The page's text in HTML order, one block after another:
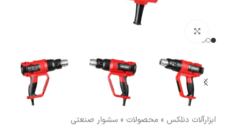
ابزارآلات دنلکس » محصولات » سشوار صنعتی